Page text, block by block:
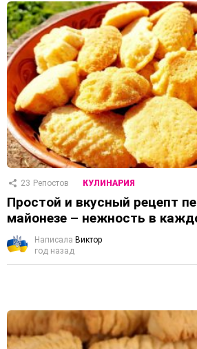
23 Репостов КУЛИНАРИЯ
Простой и вкусный рецепт
майонезе – нежность в
Написала Виктор
год назад